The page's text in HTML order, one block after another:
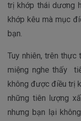
trị khớp thái dương
khớp kêu mà mục
bạn.
Tuy nhiên, trên thực
miệng nghe thấy
không được điều trị
những tiên lượng
nhưng bạn lại